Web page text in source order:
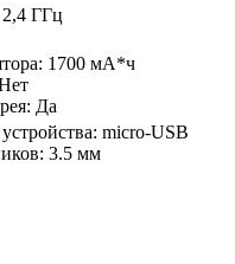
ГГц
1700 мА*ч
Да
micro-USB
3.5 мм